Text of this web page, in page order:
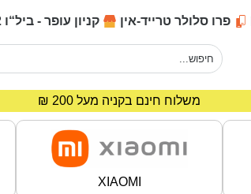
פרו סלולר טרייד-אין קניון עופר - ביל“ו 2, רחובות
משלוח חינם בקניה מעל 200 ₪
מחירים מיוחדים לרוכשים באתר!
XIAOMI